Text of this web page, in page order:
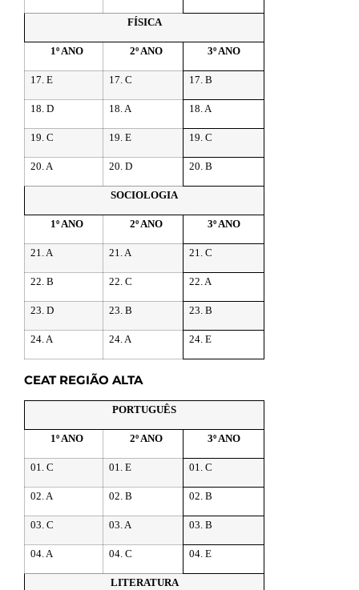
FÍSICA
1º ANO 2º ANO 3º ANO
17. E 17. C 17. B
18. D 18. A 18. A
19. C 19. E 19. C
20. A 20. D 20. B
SOCIOLOGIA
1º ANO 2º ANO 3º ANO
21. A 21. A 21. C
22. B 22. C 22. A
23. D 23. B 23. B
24. A 24. A 24. E
CEAT REGIÃO ALTA
PORTUGUÊS
1º ANO 2º ANO 3º ANO
01. C 01. E 01. C
02. A 02. B 02. B
03. C 03. A 03. B
04. A 04. C 04. E
LITERATURA